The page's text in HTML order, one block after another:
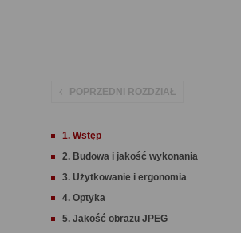
POPRZEDNI ROZDZIAŁ
1. Wstęp
2. Budowa i jakość wykonania
3. Użytkowanie i ergonomia
4. Optyka
5. Jakość obrazu JPEG